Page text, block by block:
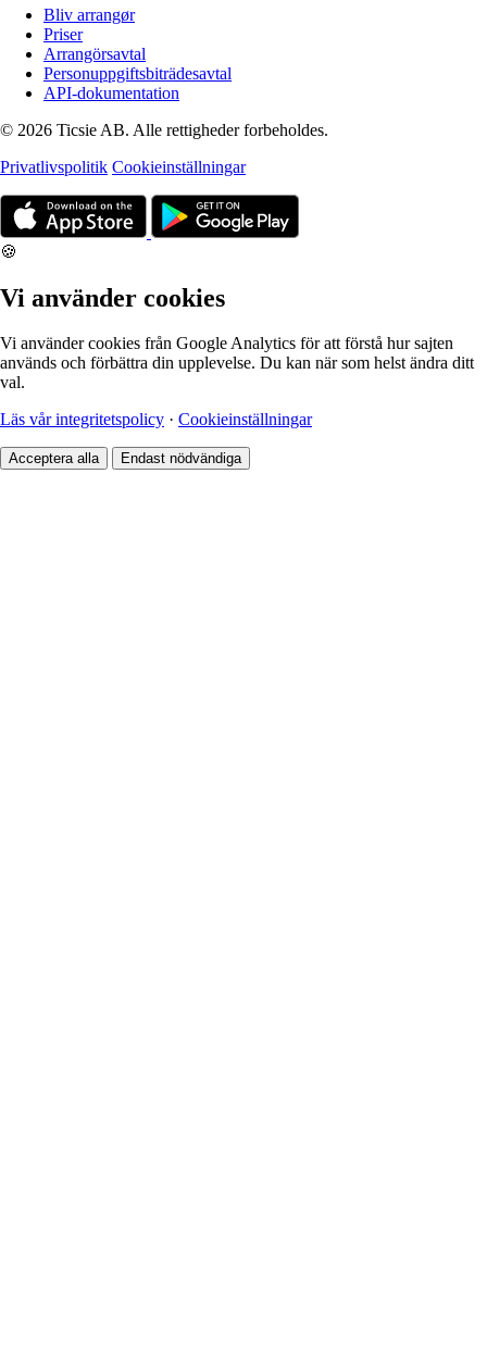
Bliv arrangør
Priser
Arrangörsavtal
Personuppgiftsbiträdesavtal
API-dokumentation
© 2026 Ticsie AB. Alle rettigheder forbeholdes.
Privatlivspolitik Cookieinställningar
🍪
Vi använder cookies
Vi använder cookies från Google Analytics för att förstå hur sajten
används och förbättra din upplevelse. Du kan när som helst ändra ditt
val.
Läs vår integritetspolicy · Cookieinställningar
Acceptera alla Endast nödvändiga